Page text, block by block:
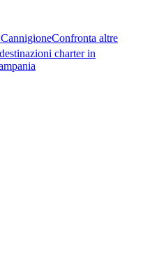
Confronta altre
charter in